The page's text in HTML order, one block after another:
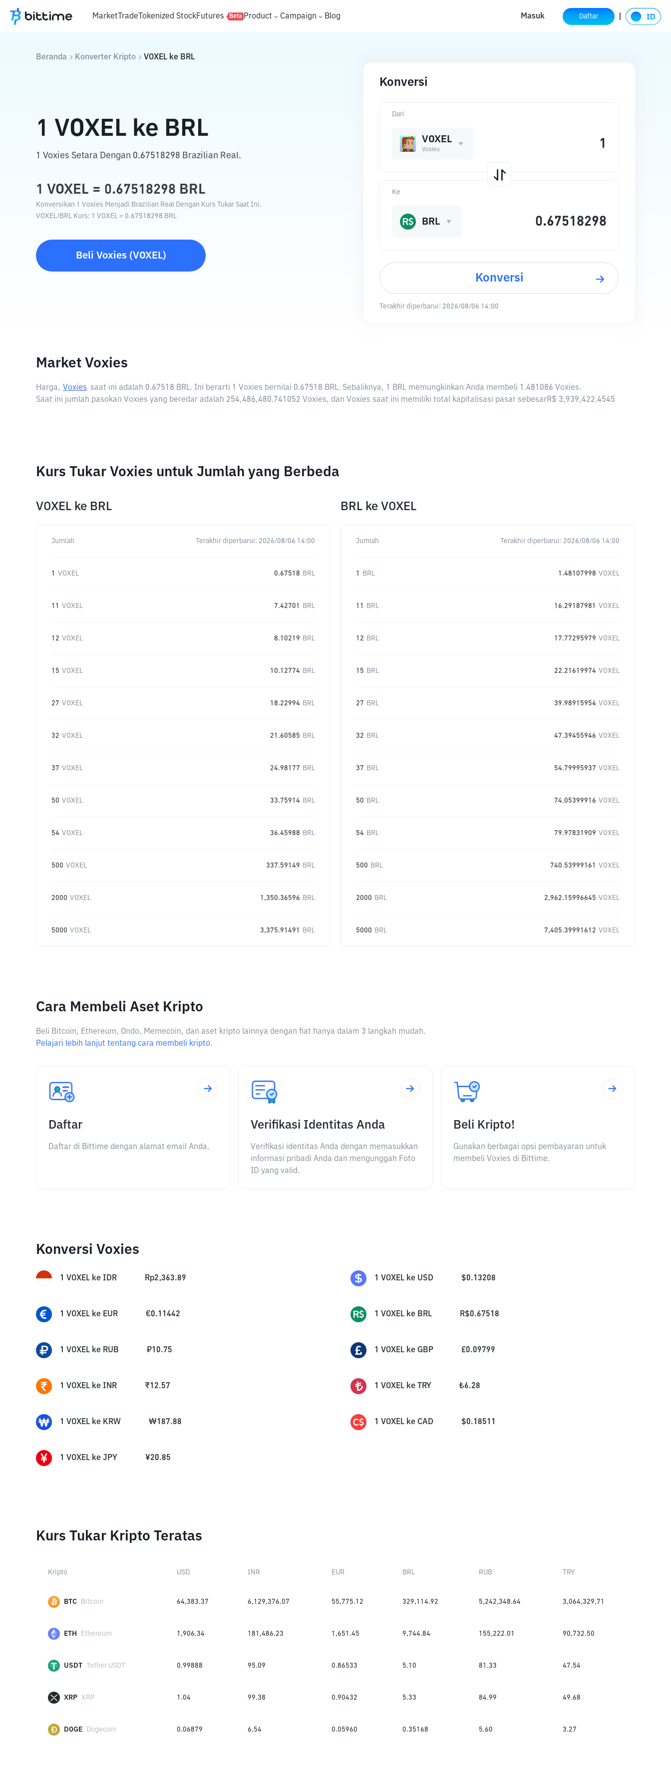
MarketTradeTokenized StockFutures Beta Product Campaign Blog Masuk Daftar
Beranda Konverter Kripto VOXEL ke BRL
1 VOXEL ke BRL
1 Voxies Setara Dengan 0.67518298 Brazilian Real.
1 VOXEL = 0.67518298 BRL
Konversikan 1 Voxies Menjadi Brazilian Real Dengan Kurs Tukar Saat Ini.
VOXEL/BRL Kurs: 1 VOXEL = 0.67518298 BRL
Beli Voxies(VOXEL)
Konversi
Dari
VOXEL
Voxies
Ke
BRL
Konversi
Terakhir diperbarui: 2026/08/06 14:00
Market Voxies
Harga, Voxies saat ini adalah 0.67518 BRL. Ini berarti 1 Voxies bernilai 0.67518 BRL. Sebaliknya, 1 BRL memungkinkan Anda membeli 1.481086 Voxies.
Saat ini jumlah pasokan Voxies yang beredar adalah 254,486,480.741052 Voxies, dan Voxies saat ini memiliki total kapitalisasi pasar sebesarR$ 3,939,422.4545
Kurs Tukar Voxies untuk Jumlah yang Berbeda
VOXEL ke BRL
Jumlah Terakhir diperbarui: 2026/08/06 14:00
1 VOXEL 0.67518 BRL
11 VOXEL 7.42701 BRL
12 VOXEL 8.10219 BRL
15 VOXEL 10.12774 BRL
27 VOXEL 18.22994 BRL
32 VOXEL 21.60585 BRL
37 VOXEL 24.98177 BRL
50 VOXEL 33.75914 BRL
54 VOXEL 36.45988 BRL
500 VOXEL 337.59149 BRL
2000 VOXEL 1,350.36596 BRL
5000 VOXEL 3,375.91491 BRL
BRL ke VOXEL
Jumlah Terakhir diperbarui: 2026/08/06 14:00
1 BRL 1.48107998 VOXEL
11 BRL 16.29187981 VOXEL
12 BRL 17.77295979 VOXEL
15 BRL 22.21619974 VOXEL
27 BRL 39.98915954 VOXEL
32 BRL 47.39455946 VOXEL
37 BRL 54.79995937 VOXEL
50 BRL 74.05399916 VOXEL
54 BRL 79.97831909 VOXEL
500 BRL 740.53999161 VOXEL
2000 BRL 2,962.15996645 VOXEL
5000 BRL 7,405.39991612 VOXEL
Cara Membeli Aset Kripto
Beli Bitcoin, Ethereum, Ondo, Memecoin, dan aset kripto lainnya dengan fiat hanya dalam 3 langkah mudah.
Pelajari lebih lanjut tentang cara membeli kripto.
Daftar
Daftar di Bittime dengan alamat email Anda.
Verifikasi Identitas Anda
Verifikasi identitas Anda dengan memasukkan
informasi pribadi Anda dan mengunggah Foto
ID yang valid.
Beli Kripto!
Gunakan berbagai opsi pembayaran untuk
membeli Voxies di Bittime.
Konversi Voxies
1 VOXEL ke IDR Rp2,363.89 1 VOXEL ke USD $0.13208
1 VOXEL ke EUR €0.11442 1 VOXEL ke BRL R$0.67518
1 VOXEL ke RUB ₽10.75 1 VOXEL ke GBP £0.09799
1 VOXEL ke INR ₹12.57 1 VOXEL ke TRY ₺6.28
1 VOXEL ke KRW ₩187.88 1 VOXEL ke CAD $0.18511
1 VOXEL ke JPY ¥20.85
Kurs Tukar Kripto Teratas
Kripto USD INR EUR BRL RUB TRY
BTC Bitcoin 64,383.37 6,129,376.07 55,775.12 329,114.92 5,242,348.64 3,064,329.71
ETH Ethereum 1,906.34 181,486.23 1,651.45 9,744.84 155,222.01 90,732.50
USDT Tether USDT 0.99888 95.09 0.86533 5.10 81.33 47.54
XRP XRP 1.04 99.38 0.90432 5.33 84.99 49.68
DOGE Dogecoin 0.06879 6.54 0.05960 0.35168 5.60 3.27